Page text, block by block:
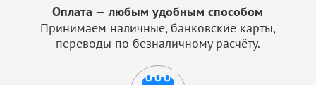
Оплата — любым удобным способом
Принимаем наличные, банковские карты,
переводы по безналичному расчёту.